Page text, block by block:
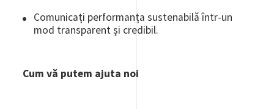
Comunicați performanța sustenabilă într-un
mod transparent și credibil.
Cum vă putem ajuta noi